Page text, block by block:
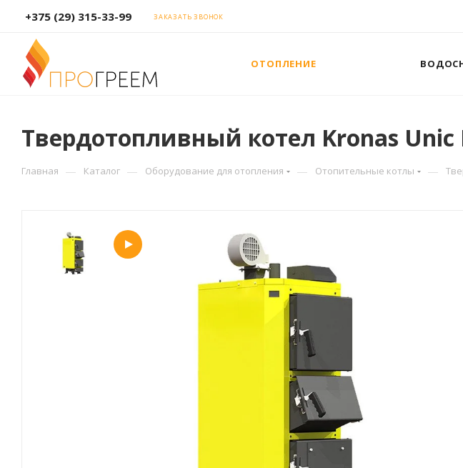
+375 (29) 315-33-99 ЗАКАЗАТЬ ЗВОНОК
ОТОПЛЕНИЕ
Твердотопливный котел Kronas Unic
Главная — Каталог — Оборудование для отопления — Отопительные котлы —